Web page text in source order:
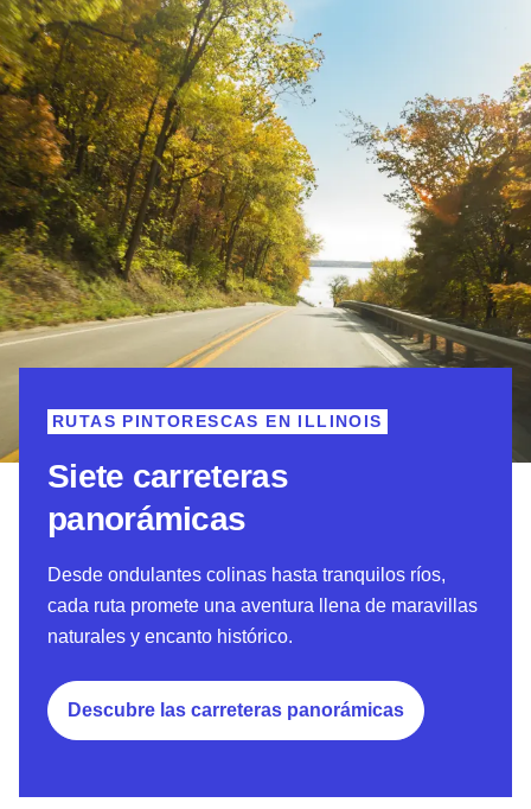
Siete carreteras
panorámicas
RUTAS PINTORESCAS EN ILLINOIS
Desde ondulantes colinas hasta tranquilos ríos,
cada ruta promete una aventura llena de maravillas
naturales y encanto histórico.
Descubre las carreteras panorámicas